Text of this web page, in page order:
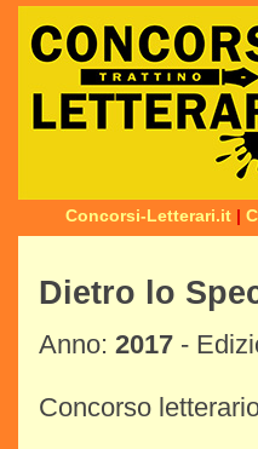
Concorsi-Letterari.it |
Dietro lo
Anno: 2017 -
Concorso